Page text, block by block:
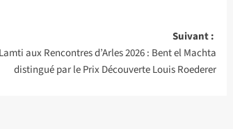
Suivant :
aux Rencontres d’Arles 2026 : Bent el Machta
distingué par le Prix Découverte Louis Roederer